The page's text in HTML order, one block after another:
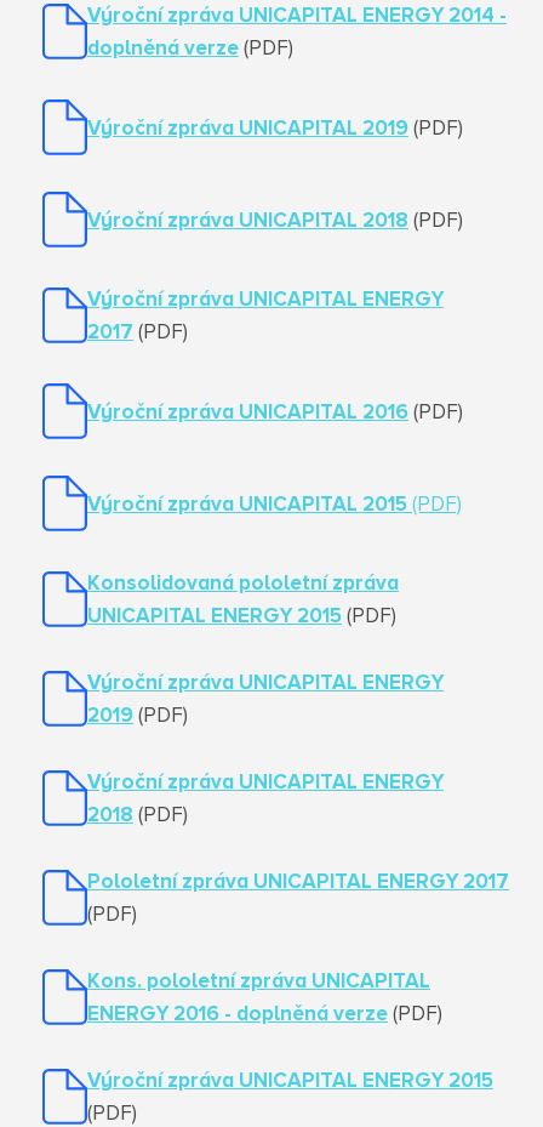
Výroční zpráva UNICAPITAL ENERGY 2014 -
doplněná verze (PDF)
Výroční zpráva UNICAPITAL 2019 (PDF)
Výroční zpráva UNICAPITAL 2018 (PDF)
Výroční zpráva UNICAPITAL ENERGY
2017 (PDF)
Výroční zpráva UNICAPITAL 2016 (PDF)
Výroční zpráva UNICAPITAL 2015 (PDF)
Konsolidovaná pololetní zpráva
UNICAPITAL ENERGY 2015 (PDF)
Výroční zpráva UNICAPITAL ENERGY
2019 (PDF)
Výroční zpráva UNICAPITAL ENERGY
2018 (PDF)
Pololetní zpráva UNICAPITAL ENERGY 2017
(PDF)
Kons. pololetní zpráva UNICAPITAL
ENERGY 2016 - doplněná verze (PDF)
Výroční zpráva UNICAPITAL ENERGY 2015
(PDF)